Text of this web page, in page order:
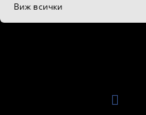
Виж всички